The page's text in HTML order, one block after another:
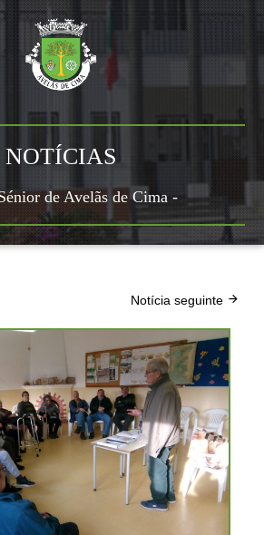
NOTÍCIAS
de Avelãs de Cima -
Notícia seguinte